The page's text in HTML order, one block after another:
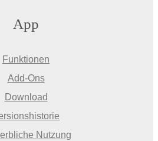
App
Funktionen
Add-Ons
Download
Nutzung